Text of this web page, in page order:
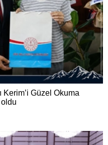
Kerim’i Güzel Okuma
oldu